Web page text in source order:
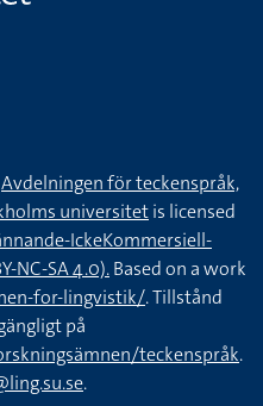
Avdelningen för teckenspråk,
universitetis licensed
IckeKommersiell-
NC-SA 4.0).Based on a work
for-lingvistik/. Tillstånd
på
teckenspråk.
.